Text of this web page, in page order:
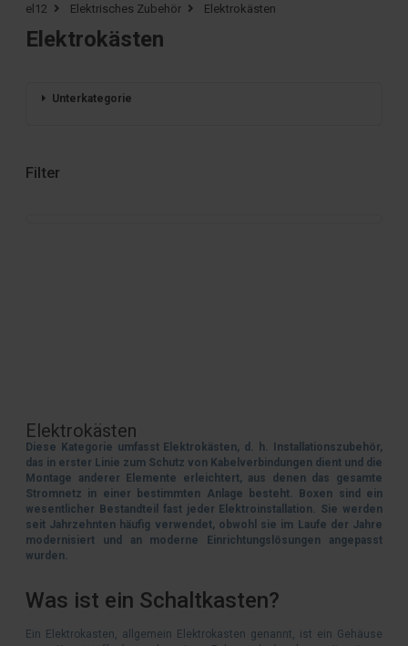
el12 Elektrisches Zubehör Elektrokästen
Elektrokästen
Unterkategorie
Filter
Elektrokästen
Diese Kategorie umfasst Elektrokästen, d. h. Installationszubehör,
das in erster Linie zum Schutz von Kabelverbindungen dient und die
Montage anderer Elemente erleichtert, aus denen das gesamte
Stromnetz in einer bestimmten Anlage besteht. Boxen sind ein
wesentlicher Bestandteil fast jeder Elektroinstallation. Sie werden
seit Jahrzehnten häufig verwendet, obwohl sie im Laufe der Jahre
modernisiert und an moderne Einrichtungslösungen angepasst
wurden.
Was ist ein Schaltkasten?
Ein Elektrokasten, allgemein Elektrokasten genannt, ist ein Gehäuse